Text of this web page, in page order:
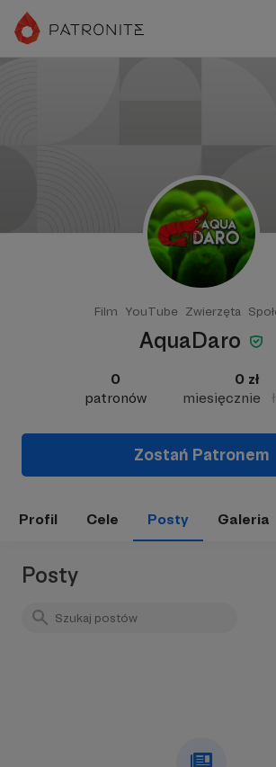
Film YouTube Zwierzęta
AquaDaro
0
patronów
0 zł
miesięcznie
Zostań Patronem
Profil Cele Posty Galeria
Posty